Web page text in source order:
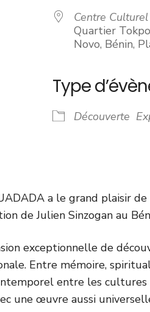
Google
Centre
Quartier
Novo, Bénin,
Type
Découverte
a le grand plaisir
de Julien Sinzogan au
exceptionnelle de
Entre mémoire,
entre les cultures
une œuvre aussi